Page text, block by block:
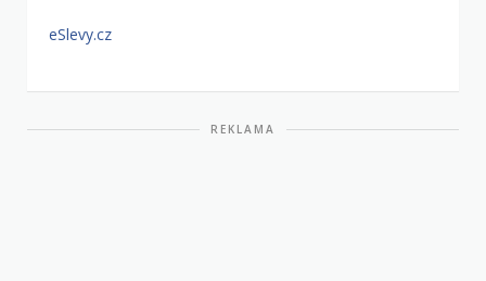
eSlevy.cz
REKLAMA